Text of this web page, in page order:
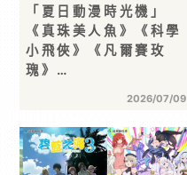
「夏日動漫時光機」
《真珠美人魚》《科學
小飛俠》《凡爾賽玫
瑰》…
2026/07/09